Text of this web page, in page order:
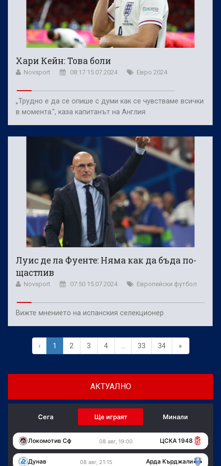
Хари Кейн: Това боли
Novsport 08:17 15.07.2024 Евро 2024
„Трудно е да се опише с думи как се чувстваме всички
в момента.", каза капитанът на Англия
Луис де ла Фуенте: Няма как да бъда по-
щастлив
Novsport 07:50 15.07.2024 Европейски футбол
Вижте мнението на испанския селекционер
‹ 1 2 3 4 33 34 »
АКТУАЛНО
Сега Ще играят Минали
Локомотив Сф 08 авг, 19:00 ЦСКА 1948
Дунав 08 авг, 21:15 Арда Кърджали